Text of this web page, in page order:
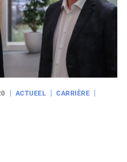
ACTUEEL
CARRIÈRE